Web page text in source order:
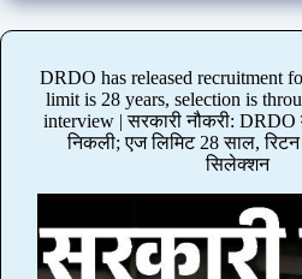
t
h
n
e
w
C
h
a
n
c
e
r
s
n
s
e
v
a
l
e
e
C
o
u
r
r
e
p
DRDO has released recruitment
limit is 28 years, selection is
interview | सरकारी नौकरी: DRDO
निकली; एज लिमिट 28 साल,
सिलेक्शन